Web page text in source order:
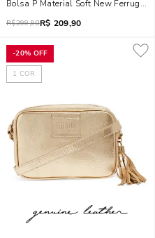
Bolsa P Material Soft New Ferrugem
R$299,90R$ 209,90
Preta A Branco
-20% OFF
1 COR